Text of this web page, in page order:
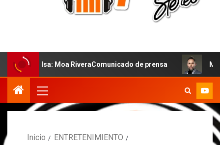
Moa RiveraComunicado de prensa MARCOS
Inicio
ENTRETENIMIENTO